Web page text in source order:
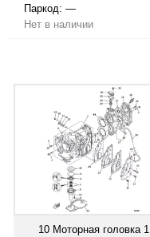
Паркод: —
Нет в наличии
10 Моторная головка 1